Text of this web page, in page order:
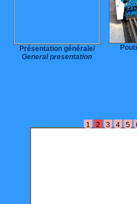
Présentation générale/
General presentation
1 2 3 4 5